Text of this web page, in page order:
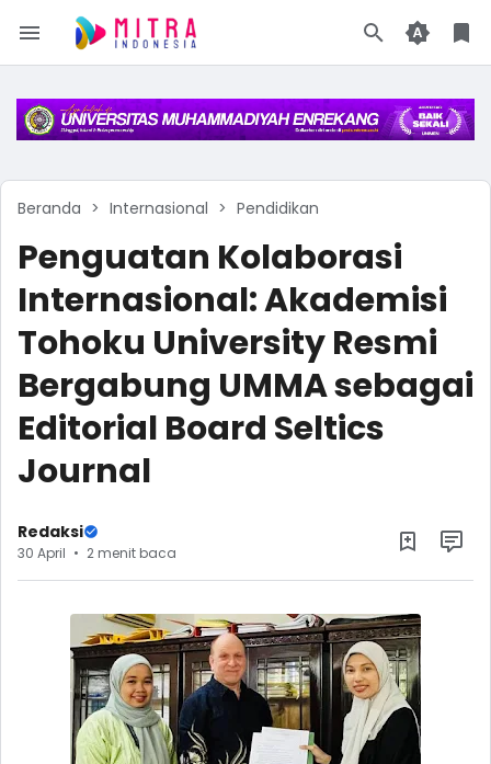
Beranda Internasional Pendidikan
Penguatan Kolaborasi
Internasional: Akademisi
Tohoku University Resmi
Bergabung UMMA sebagai
Editorial Board Seltics
Journal
Redaksi
30 April 2 menit baca